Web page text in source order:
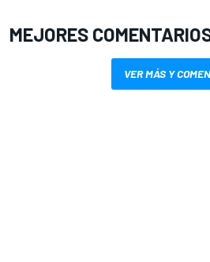
MEJORES
VER MÁS Y